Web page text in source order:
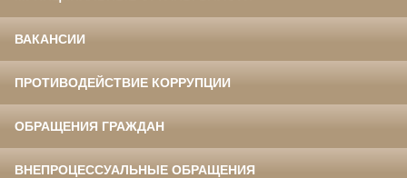
ВАКАНСИИ
ПРОТИВОДЕЙСТВИЕ КОРРУПЦИИ
ОБРАЩЕНИЯ ГРАЖДАН
ВНЕПРОЦЕССУАЛЬНЫЕ ОБРАЩЕНИЯ